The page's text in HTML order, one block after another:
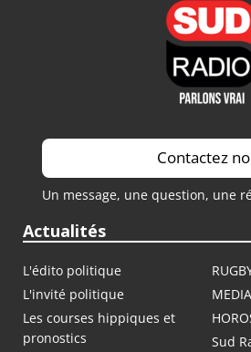
Contactez
Un message, une question, une
Actualités
L'édito politique
L'invité politique
Les courses hippiques et
pronostics
Sud